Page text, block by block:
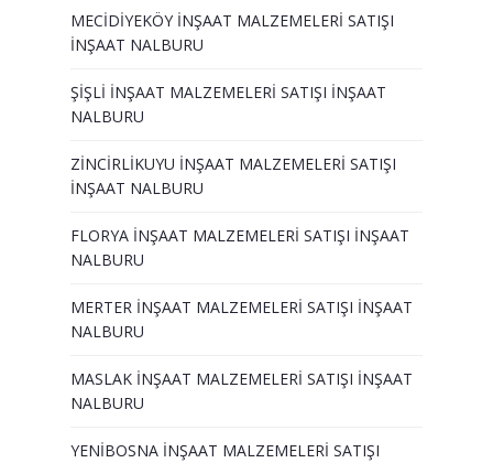
MECİDİYEKÖY İNŞAAT MALZEMELERİ SATIŞI
İNŞAAT NALBURU
ŞİŞLİ İNŞAAT MALZEMELERİ SATIŞI İNŞAAT
NALBURU
ZİNCİRLİKUYU İNŞAAT MALZEMELERİ SATIŞI
İNŞAAT NALBURU
FLORYA İNŞAAT MALZEMELERİ SATIŞI İNŞAAT
NALBURU
MERTER İNŞAAT MALZEMELERİ SATIŞI İNŞAAT
NALBURU
MASLAK İNŞAAT MALZEMELERİ SATIŞI İNŞAAT
NALBURU
YENİBOSNA İNŞAAT MALZEMELERİ SATIŞI